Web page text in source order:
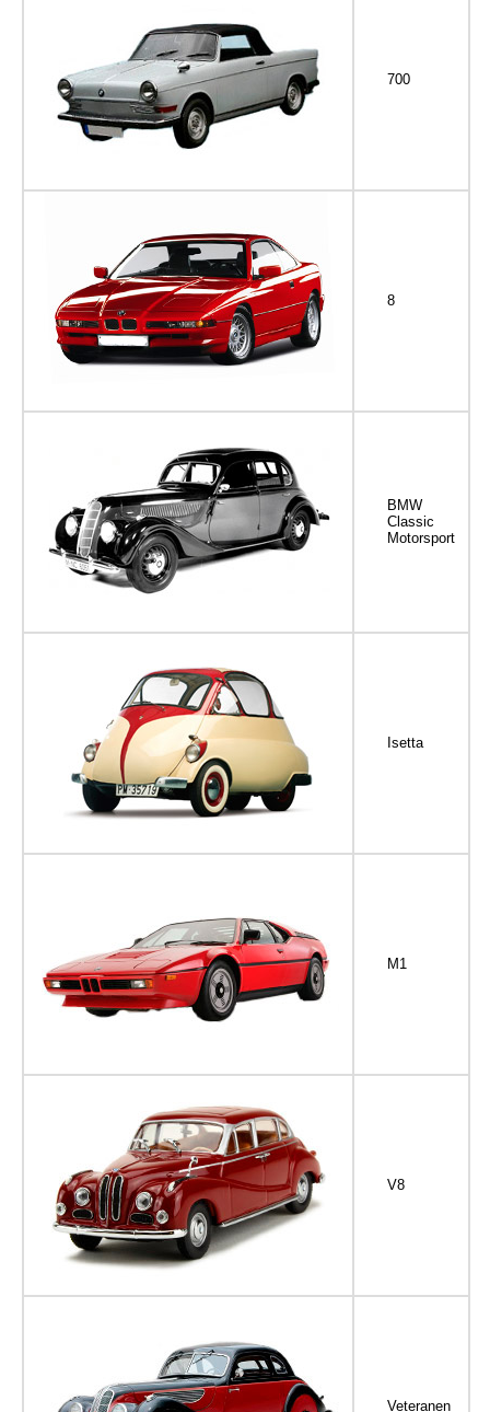
700
8
BMW
Classic
Motorsport
Isetta
M1
V8
Veteranen